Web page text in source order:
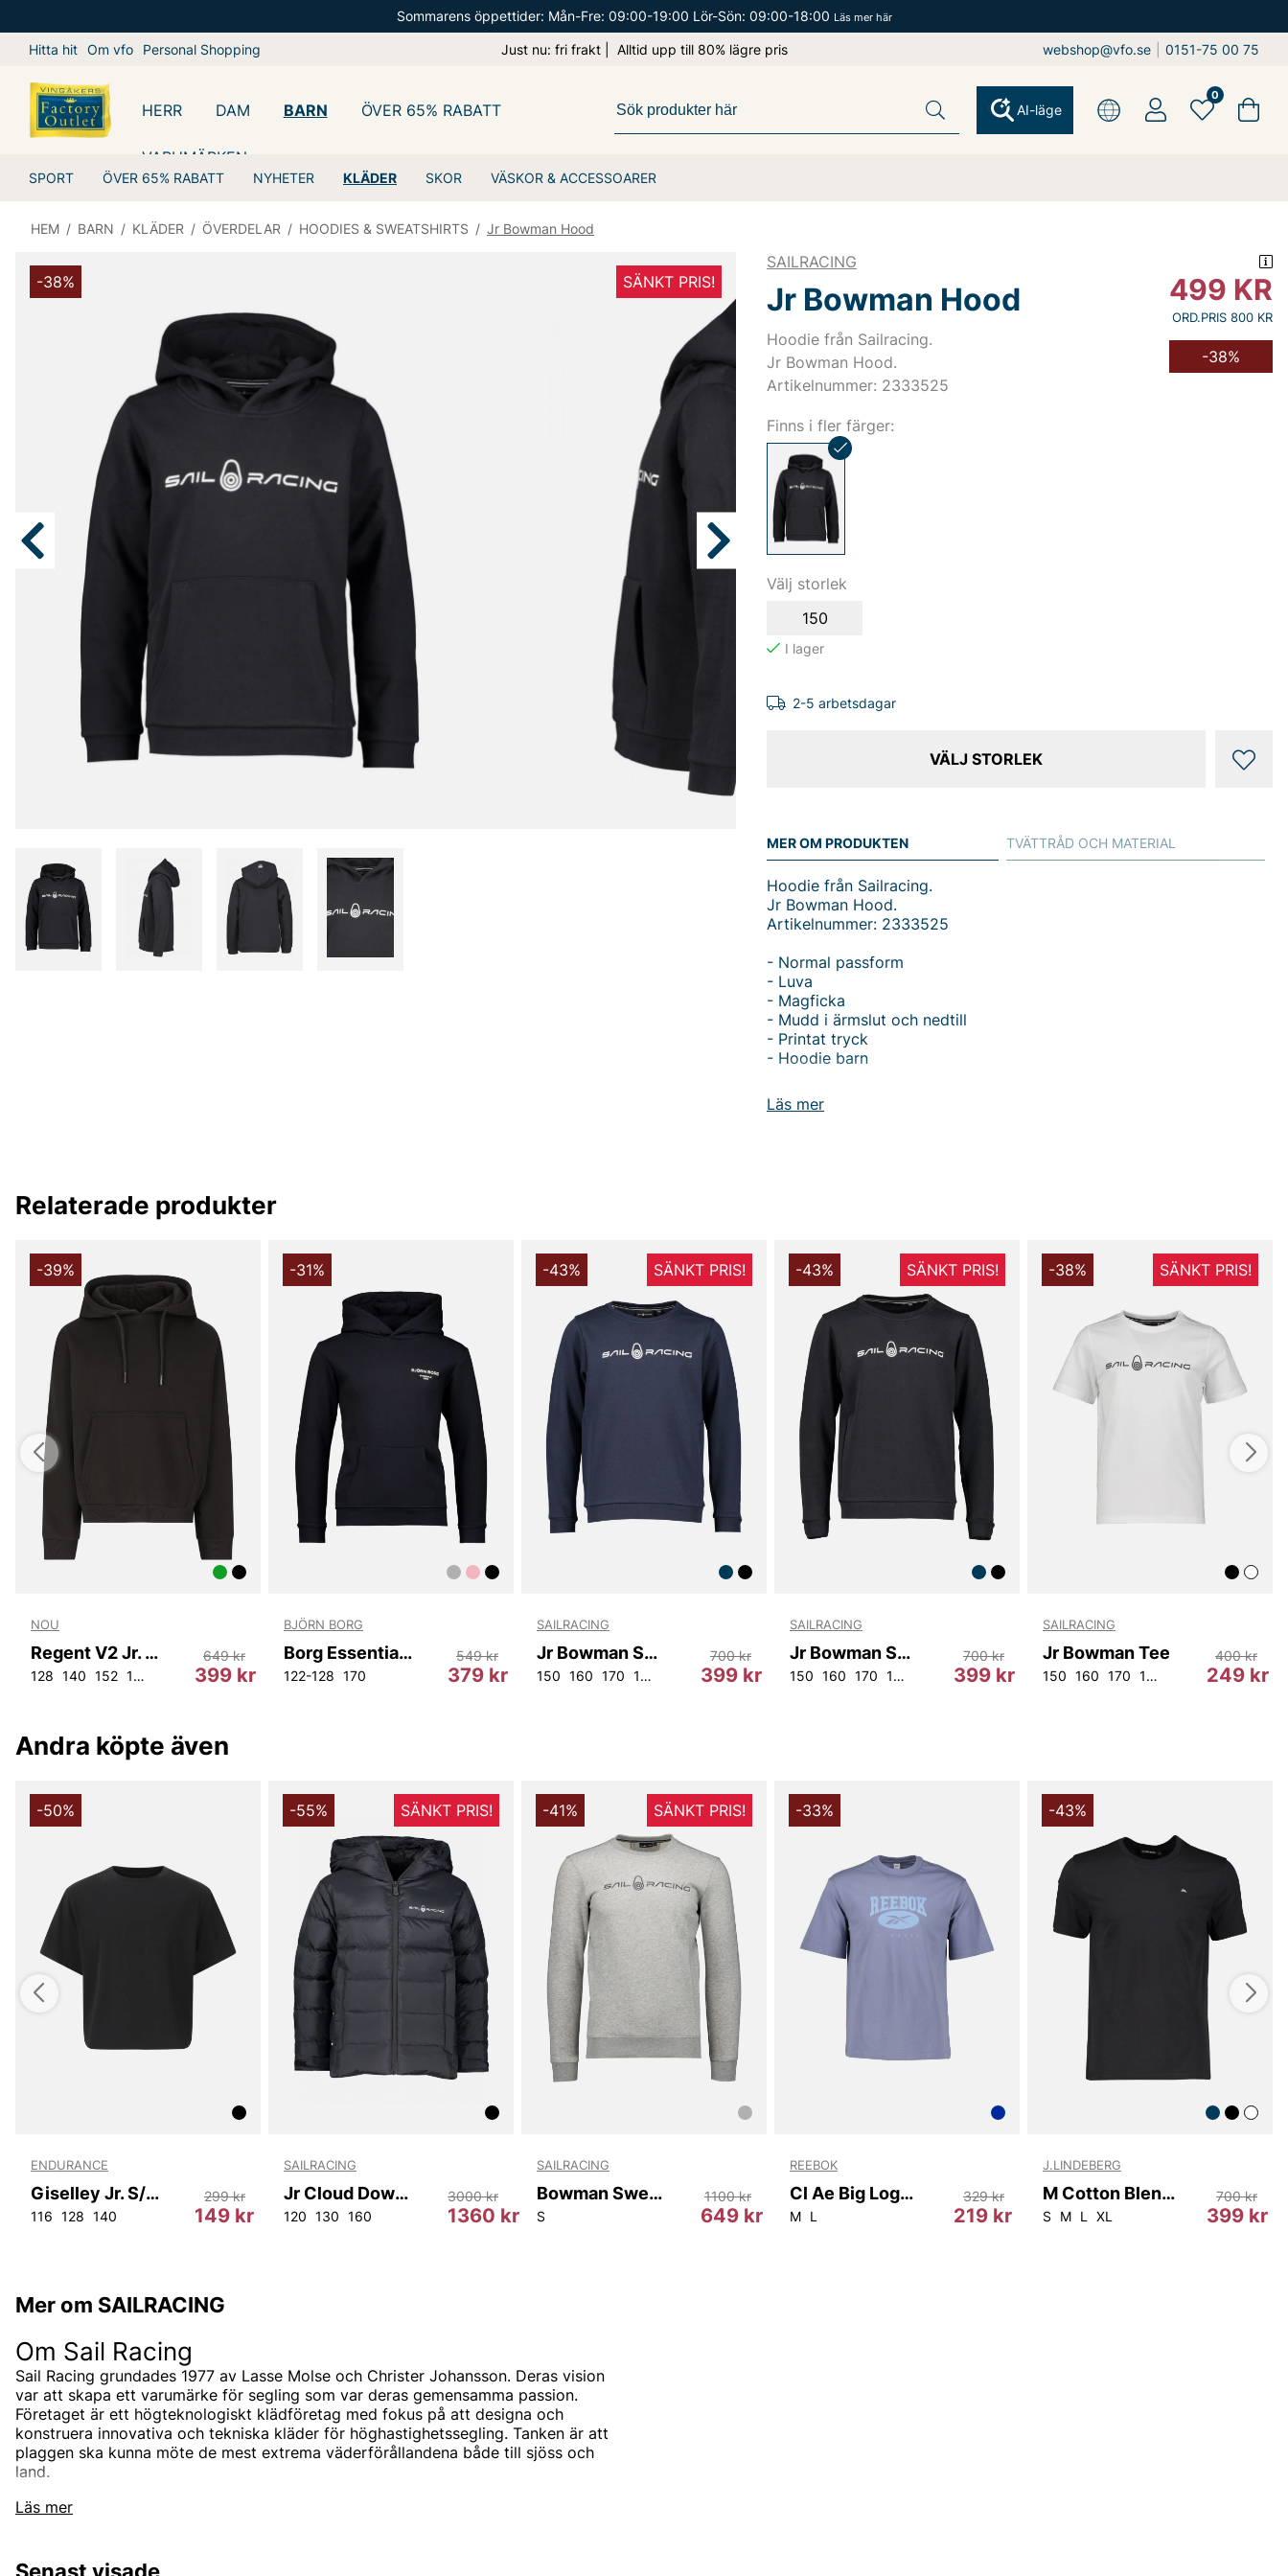
Sommarens öppettider: Mån-Fre: 09:00-19:00 Lör-Sön: 09:00-18:00 Läs mer här
Hitta hit Om vfo Personal Shopping Just nu: fri frakt | Alltid upp till 80% lägre pris webshop@vfo.se 0151-75 00 75
HERR DAM BARN
SPORT ÖVER 65% RABATT NYHETER KLÄDER SKOR VÄSKOR & ACCESSOARER
ÖVER 65% RABATT
VARUMÄRKEN
AI-läge
0
HEM / BARN / KLÄDER / ÖVERDELAR / HOODIES & SWEATSHIRTS / Jr Bowman Hood
-38% SÄNKT PRIS!
SAILRACING
Jr Bowman Hood
Hoodie från Sailracing.
Jr Bowman Hood.
Artikelnummer: 2333525
499 KR
ORD.PRIS 800 KR
-38%
Finns i fler färger:
Välj storlek
150
2-5 arbetsdagar
VÄLJ STORLEK
MER OM PRODUKTEN
Läs mer
Hoodie från Sailracing.
Jr Bowman Hood.
Artikelnummer: 2333525
- Normal passform
- Luva
- Magficka
- Mudd i ärmslut och nedtill
- Printat tryck
- Hoodie barn
Jr Bowman Hood Tröja - En perfekt hoodie för aktiva barn
vindar och en mysig magficka för förvaring av små skatter eller bara
för att hålla händerna varma. De perfekta muddarna i ärmsluten och
nederkanten ger en snygg och stilren look samtidigt som de
säkerställer att tröjan sitter på plats under aktivitet.
Jr Bowman Hood Tröjan är tillverkad i ett utvalt material som består
av 65% bomull och 35% återvunnen polyester. Detta gör tröjan både
mjuk och hållbar, med en liten smakfull touch av hållbarhet tack vare
användningen av återvunna material. Hos Sailracing är vi stolta över
att erbjuda produkter som är bra för både barn och planeten.
Med ett stort, tryckt mönster framhäver denna hoodie barnets
personlighet och smak. Den stilrena designen gör att tröjan lätt kan
kombineras med jeans, tights eller shorts, vilket gör den till ett
mångsidigt val i garderoben.
mångsidig och bekväm följeslagare för ditt barn. Oavsett om det är
med Jr Bowman Hood Tröjan från Sailracing - en hoodie som både
du och ditt barn kan älska!
TVÄTTRÅD OCH MATERIAL
Relaterade produkter
-39%
NOU
Regent V2 Jr. Classic Hoodie
128 140 152 164 399 kr
649 kr
-31%
BJÖRN BORG
Borg Essential 1 Hoodie
122-128 170 379 kr
549 kr
-43% SÄNKT PRIS!
SAILRACING
Jr Bowman Sweater
150 160 170 176 399 kr
700 kr
-43% SÄNKT PRIS!
SAILRACING
Jr Bowman Sweater
150 160 170 176 399 kr
700 kr
-38% SÄNKT PRIS!
SAILRACING
Jr Bowman Tee
150 160 170 176 249 kr
400 kr
Andra köpte även
-50%
ENDURANCE
Giselley Jr. S/S Tee
116 128 140 149 kr
299 kr
-55% SÄNKT PRIS!
SAILRACING
Jr Cloud Down Hood
120 130 160 1360 kr
3000 kr
-41% SÄNKT PRIS!
SAILRACING
Bowman Sweater
S 649 kr
1100 kr
-33%
REEBOK
Cl Ae Big Logo Tee
M L 219 kr
329 kr
-43%
J.LINDEBERG
M Cotton Blend T-shirt
S M L XL 399 kr
700 kr
Mer om SAILRACING
Läs mer
Om Sail Racing
Sail Racing grundades 1977 av Lasse Molse och Christer Johansson. Deras vision
var att skapa ett varumärke för segling som var deras gemensamma passion.
Företaget är ett högteknologiskt klädföretag med fokus på att designa och
konstruera innovativa och tekniska kläder för höghastighetssegling. Tanken är att
plaggen ska kunna möte de mest extrema väderförållandena både till sjöss och
land.
I sortimentet från Sail Racing hos oss på Vingåkers
Hos oss på Vingåkers Factory Outlet hittar du diverse olika tröjor så som hoodies,
Senast visade